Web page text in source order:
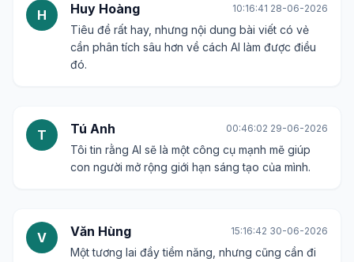
H Huy Hoàng 10:16:41 28-06-2026
Tiêu đề rất hay, nhưng nội dung bài viết có vẻ
cần phân tích sâu hơn về cách AI làm được điều
đó.
T Tú Anh 00:46:02 29-06-2026
Tôi tin rằng AI sẽ là một công cụ mạnh mẽ giúp
con người mở rộng giới hạn sáng tạo của mình.
V Văn Hùng 15:16:42 30-06-2026
Một tương lai đầy tiềm năng, nhưng cũng cần đi